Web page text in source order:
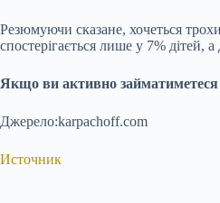
Резюмуючи сказане, хочеться
спостерігається лише у 7% дітей,
Якщо ви активно займатиметеся
Джерело:karpachoff.com
Источник